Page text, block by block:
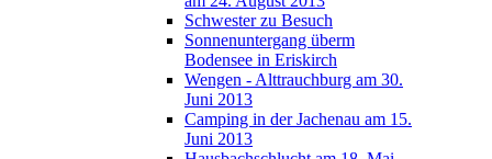
Schwester zu Besuch
Sonnenuntergang überm
Bodensee in Eriskirch
Wengen - Alttrauchburg am 30.
Juni 2013
Camping in der Jachenau am 15.
Juni 2013